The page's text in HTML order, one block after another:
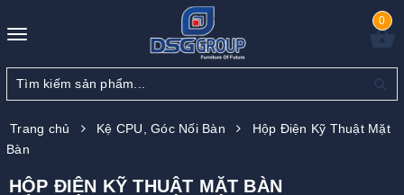
Toggle
0
Trang chủ Kệ CPU, Góc Nối Bàn
Hộp Điện Kỹ Thuật Mặt
Bàn
HỘP ĐIỆN KỸ THUẬT MẶT BÀN